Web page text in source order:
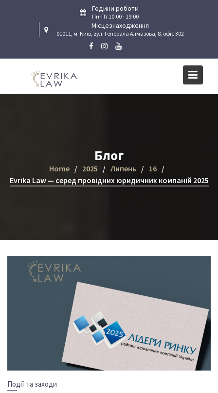
Години роботи
Пн-Пт 10:00 - 19:00
Місцезнаходження
01011, м. Київ, вул. Генерала Алмазова, 8, офіс 302
Блог
Home 2025 Липень
16
Evrika Law — серед провідних юридичних компаній 2025
Події та заходи